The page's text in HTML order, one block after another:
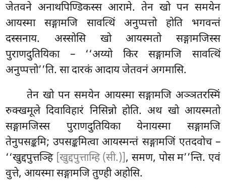
जेतवने अनाथपिण्डिकस्स आरामे. तेन खो पन समयेन
आयस्मा सङ्गामजि सावत्थिं अनुप्पत्तो होति भगवन्तं
दस्सनाय. अस्सोसि खो आयस्मतो सङ्गामजिस्स
पुराणदुतियिका – ‘‘अय्यो किर सङ्गामजि सावत्थिं
अनुप्पत्तो’’ति. सा दारकं आदाय जेतवनं अगमासि.
तेन खो पन समयेन आयस्मा सङ्गामजि अञ्ञतरस्मिं
रुक्खमूले दिवाविहारं निसिन्नो होति. अथ खो आयस्मतो
सङ्गामजिस्स पुराणदुतियिका येनायस्मा सङ्गामजि
तेनुपसङ्कमि; उपसङ्कमित्वा आयस्मन्तं सङ्गामजिं एतदवोच –
‘‘खुद्दपुत्तञ्हि [खुद्दपुत्ताम्हि (सी.)] , समण, पोस म’’न्ति. एवं
वुत्ते, आयस्मा सङ्गामजि तुण्ही अहोसि.